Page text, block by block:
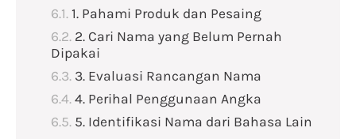
1. Pahami Produk dan Pesaing
2. Cari Nama yang Belum Pernah
Dipakai
3. Evaluasi Rancangan Nama
4. Perihal Penggunaan Angka
5. Identifikasi Nama dari Bahasa Lain